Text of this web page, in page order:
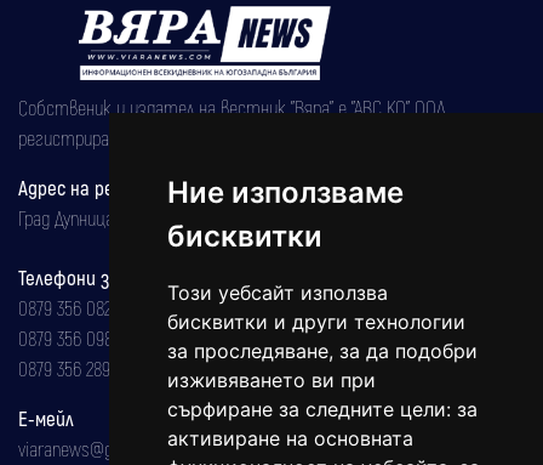
Ние използваме
бисквитки
Този уебсайт използва
бисквитки и други технологии
за проследяване, за да подобри
изживяването ви при
сърфиране за следните цели: за
активиране на основната
Собственик и издател на вестник "Вяра" е "АВС КО" ООД,
регистрирана на 08.05.2002 година.
Адрес на редакцията
Град Дупница, ул.''Христо Ботев" 43
Телефони за реклама и абонаменти
0879 356 082
0879 356 098
0879 356 289
Е-мейл
viaranews@gmail.com